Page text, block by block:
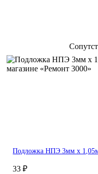
Подложка НПЭ 3мм х
33 ₽